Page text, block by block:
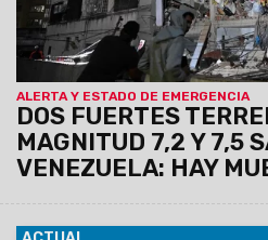
ALERTA Y ESTADO DE EMERGENCIA
DOS FUERTES
MAGNITUD 7,2 Y 7,5
VENEZUELA: HAY